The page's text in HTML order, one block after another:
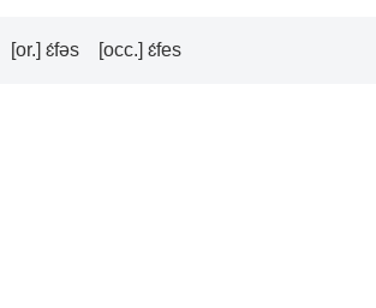
[or.] ɛ́fəs [occ.] ɛ́fes